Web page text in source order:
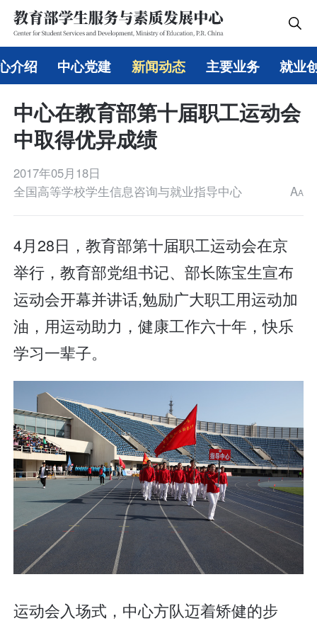
介绍 中心党建 新闻动态 主要业务 就业
中心在教育部第十届职工运动会
中取得优异成绩
2017年05月18日
全国高等学校学生信息咨询与就业指导中心
AA
4月28日，教育部第十届职工运动会在京
举行，教育部党组书记、部长陈宝生宣布
运动会开幕并讲话,勉励广大职工用运动加
油，用运动助力，健康工作六十年，快乐
学习一辈子。
运动会入场式，中心方队迈着矫健的步